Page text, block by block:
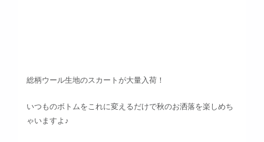
総柄ウール生地のスカートが大量入荷！
いつものボトムをこれに変えるだけで秋のお洒落を楽しめち
ゃいますよ♪